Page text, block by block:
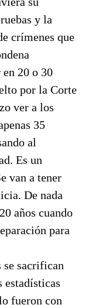
y la
crímenes que
20 o 30
por la Corte
ver a los
35
al
Es un
van a tener
De nada
años cuando
para
se sacrifican
fueron con